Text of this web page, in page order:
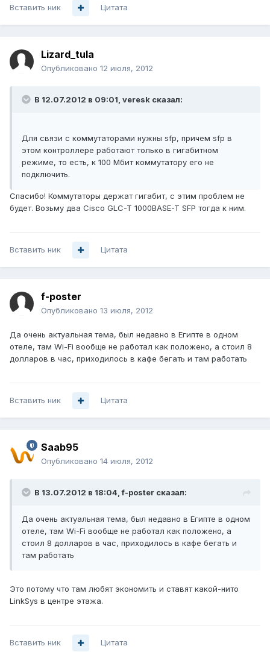
Вставить ник Цитата
Lizard_tula
Опубликовано 12 июля, 2012
В 12.07.2012 в 09:01, veresk сказал:
Для связи с коммутаторами нужны sfp, причем sfp в
этом контроллере работают только в гигабитном
режиме, то есть, к 100 Мбит коммутатору его не
подключить.
Спасибо! Коммутаторы держат гигабит, с этим проблем не
будет. Возьму два Cisco GLC-T 1000BASE-T SFP тогда к ним.
Вставить ник Цитата
f-poster
Опубликовано 13 июля, 2012
Да очень актуальная тема, был недавно в Египте в одном
отеле, там Wi-Fi вообще не работал как положено, а стоил 8
долларов в час, приходилось в кафе бегать и там работать
Вставить ник Цитата
Saab95
Опубликовано 14 июля, 2012
В 13.07.2012 в 18:04, f-poster сказал:
Да очень актуальная тема, был недавно в Египте в одном
отеле, там Wi-Fi вообще не работал как положено, а
стоил 8 долларов в час, приходилось в кафе бегать и
там работать
Это потому что там любят экономить и ставят какой-нито
LinkSys в центре этажа.
Вставить ник Цитата